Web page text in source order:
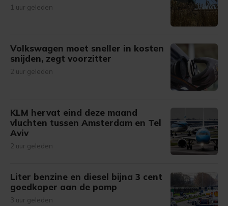
1 uur geleden
Volkswagen moet sneller in kosten
snijden, zegt voorzitter
2 uur geleden
KLM hervat eind deze maand
vluchten tussen Amsterdam en Tel
Aviv
2 uur geleden
Liter benzine en diesel bijna 3 cent
goedkoper aan de pomp
3 uur geleden